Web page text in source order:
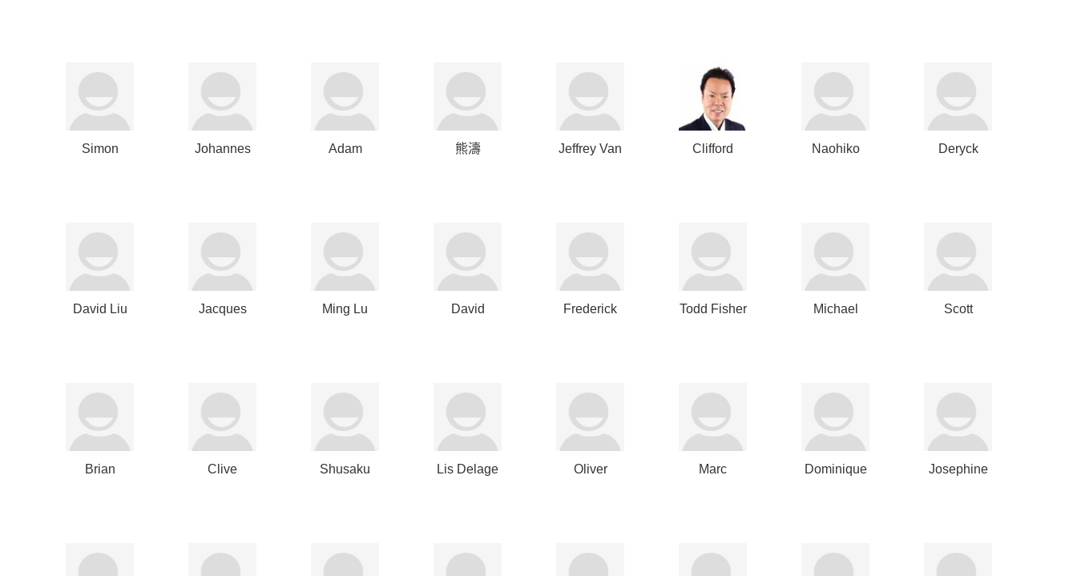
Simon Johannes Adam 熊濤 Jeffrey Van Clifford Naohiko Deryck
David Liu Jacques Ming Lu David Frederick Todd Fisher Michael Scott
Brian Clive Shusaku Lis Delage Oliver Marc Dominique Josephine